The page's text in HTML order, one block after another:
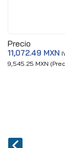
Precio
11,072.49 MXN
9,545.25 MXN